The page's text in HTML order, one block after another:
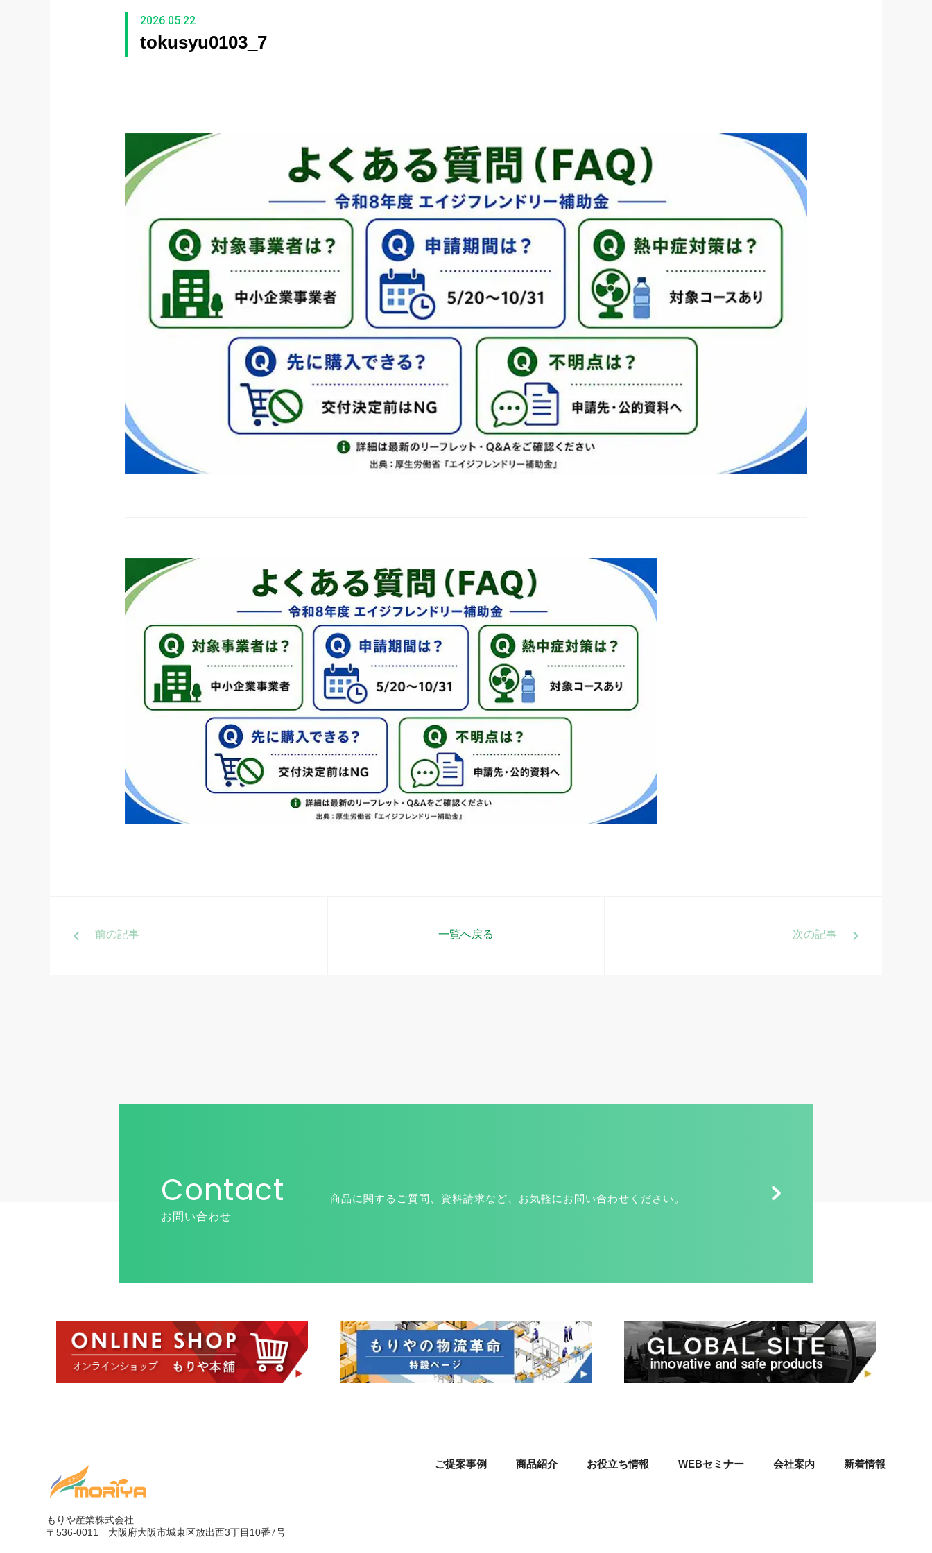
2026.05.22
tokusyu0103_7
前の記事 一覧へ戻る 次の記事
Contact
お問い合わせ
商品に関するご質問、資料請求など、お気軽にお問い合わせください。
もりや産業株式会社
〒536-0011 大阪府大阪市城東区放出西3丁目10番7号
ご提案事例 商品紹介 お役立ち情報 WEBセミナー 会社案内 新着情報